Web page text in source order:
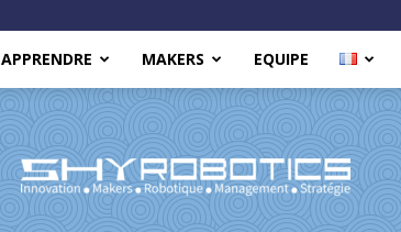
APPRENDRE MAKERS EQUIPE